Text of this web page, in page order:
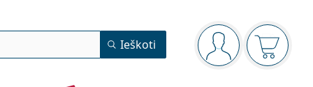
Navigacijos meniu
Jūs esatePirkinių
Ieškoti